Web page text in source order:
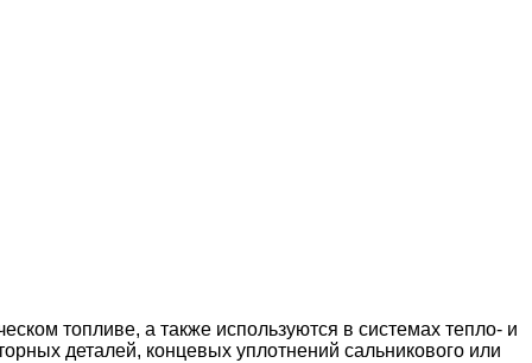
топливе, а также используются в системах тепло- и
деталей, концевых уплотнений сальникового или